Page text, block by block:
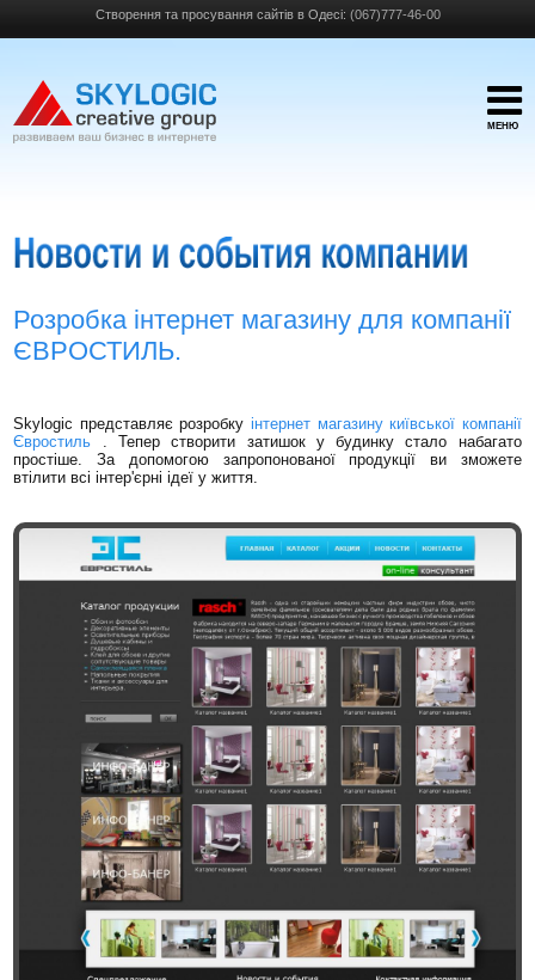
Створення та просування сайтів в Одесі: (067)777-46-00
МЕНЮ
Розробка інтернет магазину для компанії
ЄВРОСТИЛЬ.
Skylogic представляє розробку інтернет магазину київської компанії
Євростиль . Тепер створити затишок у будинку стало набагато
простіше. За допомогою запропонованої продукції ви зможете
втілити всі інтер'єрні ідеї у життя.